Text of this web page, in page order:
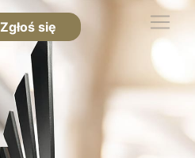
Zgłoś się